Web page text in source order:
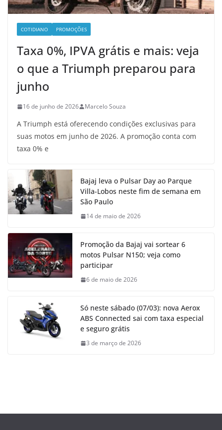
COTIDIANO PROMOÇÕES
Taxa 0%, IPVA grátis e mais: veja
o que a Triumph preparou para
junho
16 de junho de 2026 Marcelo Souza
A Triumph está oferecendo condições exclusivas para
suas motos em junho de 2026. A promoção conta com
taxa 0% e
Bajaj leva o Pulsar Day ao Parque
Villa-Lobos neste fim de semana em
São Paulo
14 de maio de 2026
Promoção da Bajaj vai sortear 6
motos Pulsar N150; veja como
participar
6 de maio de 2026
Só neste sábado (07/03): nova Aerox
ABS Connected sai com taxa especial
e seguro grátis
3 de março de 2026